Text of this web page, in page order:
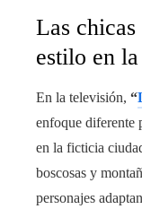
Las
estilo en
En la televisión, “
enfoque diferente
en la ficticia
boscosas y
personajes